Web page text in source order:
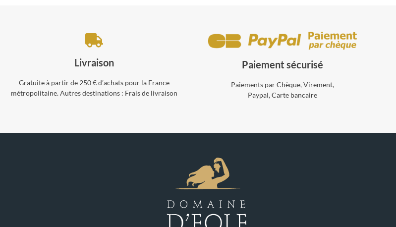
Livraison
Gratuite à partir de 250 € d’achats pour la France
métropolitaine. Autres destinations : Frais de livraison
Paiement sécurisé
Paiements par Chèque, Virement,
Paypal, Carte bancaire